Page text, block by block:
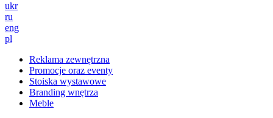
ukr
ru
eng
pl
Reklama zewnętrzna
Promocje oraz eventy
Stoiska wystawowe
Branding wnętrza
Meble